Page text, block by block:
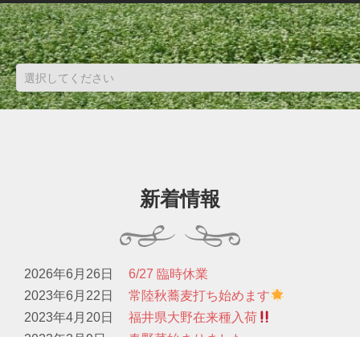
新着情報
2026年6月26日
6/27 臨時休業
2023年6月22日
常陸秋蕎麦打ち始めます
2023年4月20日
福井県大野在来種入荷